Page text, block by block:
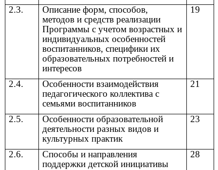
2.3.
Описание форм, способов,
методов и средств реализации
Программы с учетом возрастных и
индивидуальных особенностей
воспитанников, специфики их
образовательных потребностей и
интересов
19
2.4.
Особенности взаимодействия
педагогического коллектива с
семьями воспитанников
21
2.5.
Особенности образовательной
деятельности разных видов и
культурных практик
23
2.6.
Способы и направления
поддержки детской инициативы
28